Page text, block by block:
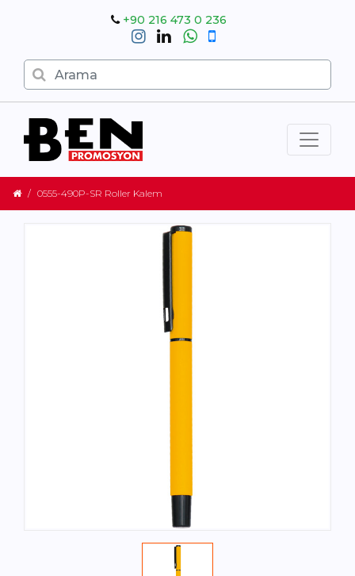
+90 216 473 0 236
0555-490P-SR Roller Kalem